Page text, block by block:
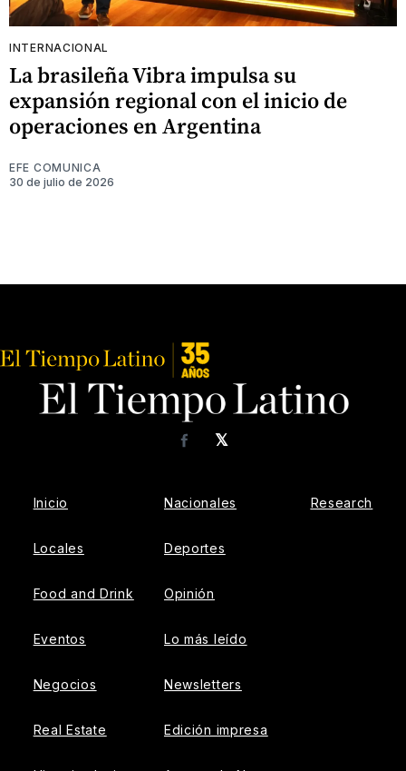
INTERNACIONAL
La brasileña Vibra impulsa su
expansión regional con el inicio de
operaciones en Argentina
EFE COMUNICA
30 de julio de 2026
𝕏
Facebook
Inicio
Locales
Food and Drink
Eventos
Negocios
Real Estate
Nacionales
Deportes
Opinión
Lo más leído
Newsletters
Edición impresa
Research